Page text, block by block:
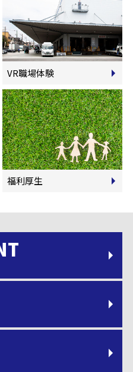
VR職場体験
福利厚生